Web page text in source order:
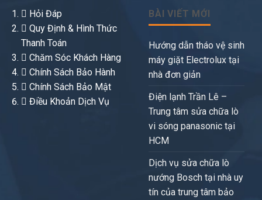
Hỏi Đáp
Quy Định & Hình Thức
Thanh Toán
Chăm Sóc Khách Hàng
Chính Sách Bảo Hành
Chính Sách Bảo Mật
Điều Khoản Dịch Vụ
BÀI VIẾT MỚI
Hướng dẫn tháo vệ sinh
máy giặt Electrolux tại
nhà đơn giản
Điện lạnh Trần Lê –
Trung tâm sửa chữa lò
vi sóng panasonic tại
HCM
Dịch vụ sửa chữa lò
nướng Bosch tại nhà uy
tín của trung tâm bảo